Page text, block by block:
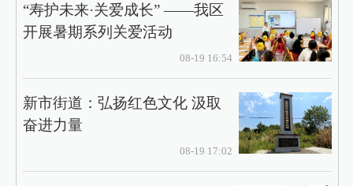
“寿护未来·关爱成长” ——我区
开展暑期系列关爱活动
08-19 16:54
新市街道：弘扬红色文化 汲取
奋进力量
08-19 17:02